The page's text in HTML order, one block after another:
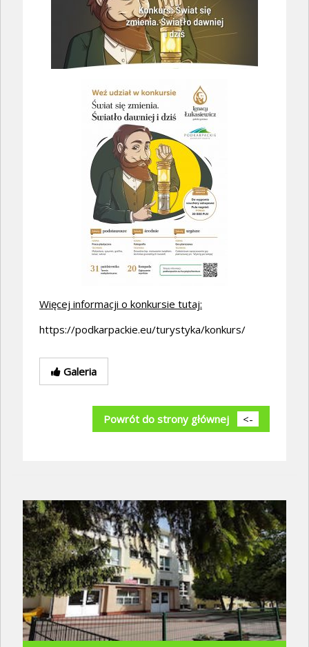
Więcej informacji o konkursie tutaj:
https://podkarpackie.eu/turystyka/konkurs/
Galeria
Powrót do strony głównej <-